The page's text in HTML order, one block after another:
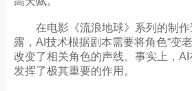
在电影《流浪地球》系列的制作
露，AI技术根据剧本需要将角色“变
改变了相关角色的声线。事实上，
发挥了极其重要的作用。